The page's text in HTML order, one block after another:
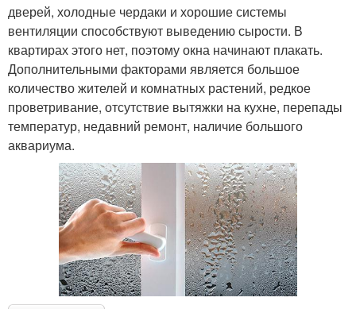
дверей, холодные чердаки и хорошие системы
вентиляции способствуют выведению сырости. В
квартирах этого нет, поэтому окна начинают плакать.
Дополнительными факторами является большое
количество жителей и комнатных растений, редкое
проветривание, отсутствие вытяжки на кухне, перепады
температур, недавний ремонт, наличие большого
аквариума.